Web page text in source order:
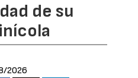
de su
2026